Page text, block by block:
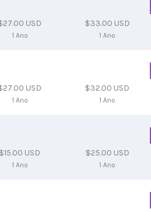
USD
1 Ano
$33.00 USD
1 Ano
USD
1 Ano
$32.00 USD
1 Ano
$15.00 USD
1 Ano
$25.00 USD
1 Ano